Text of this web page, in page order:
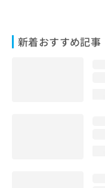
新着おすすめ記事
合